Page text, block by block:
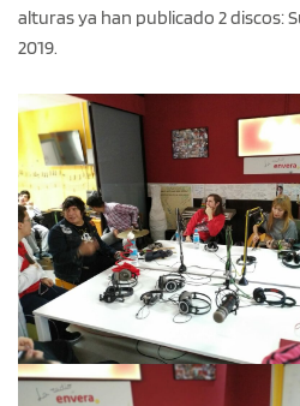
alturas ya han publicado 2 discos:
2019.